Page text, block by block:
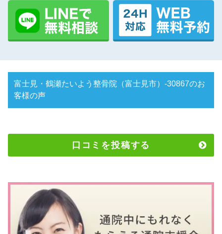
富士見・鶴瀬たいよう整骨院（富士見市）-30867のお
客様の声
口コミを投稿する